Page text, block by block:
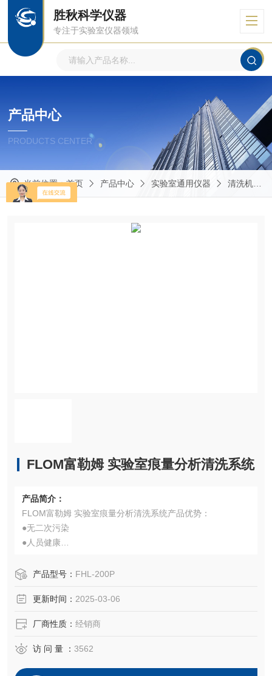
胜秋科学仪器
专注于实验室仪器领域
产品中心
PRODUCTS CENTER
当前位置：首页 产品中心 实验室通用仪器 清洗机/洗瓶机
FLOM富勒姆 实验室痕量分析清洗系统
产品简介：
FLOM富勒姆 实验室痕量分析清洗系统产品优势：
●无二次污染
●人员健康
●热消毒
●轻松清洗
●洁净度均一
产品型号： FHL-200P
更新时间： 2025-03-06
厂商性质： 经销商
访 问 量 ： 3562